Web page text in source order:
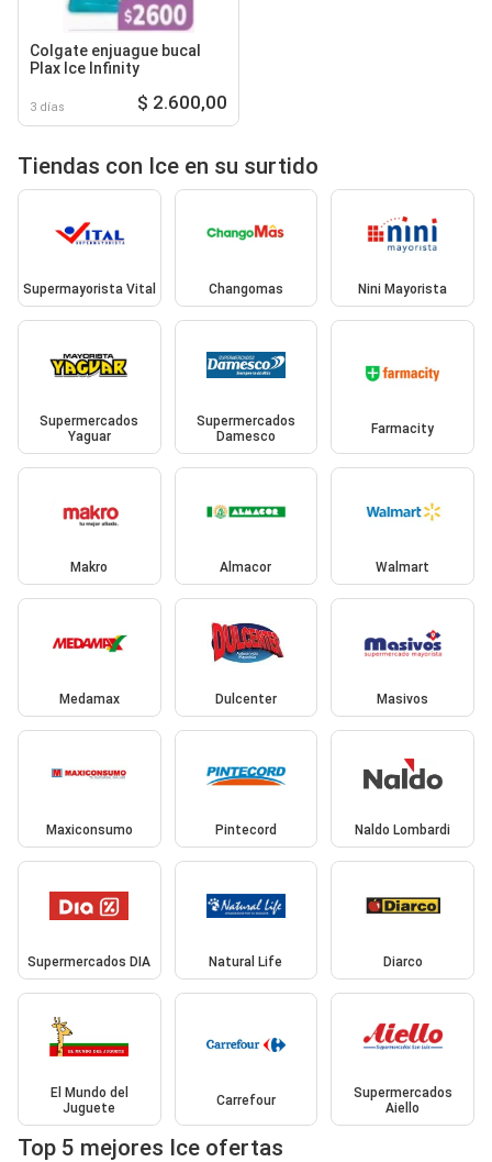
Colgate enjuague bucal
Plax Ice Infinity
3 días $ 2.600,00
Tiendas con Ice en su surtido
Supermayorista Vital Changomas Nini Mayorista
Supermercados
Yaguar
Supermercados
Damesco
Farmacity
Makro Almacor Walmart
Medamax Dulcenter Masivos
Maxiconsumo Pintecord Naldo Lombardi
Supermercados DIA Natural Life Diarco
El Mundo del
Juguete
Carrefour
Supermercados
Aiello
Top 5 mejores Ice ofertas